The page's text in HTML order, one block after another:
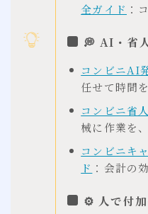
全ガイド ：
💭 AI・省
コンビニAI
任せて時間
コンビニ省
械に作業を
コンビニキ
ド ：会計の
⚙ 人で付